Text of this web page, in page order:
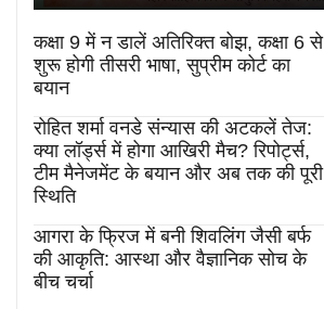
कक्षा 9 में न डालें अतिरिक्त बोझ, कक्षा 6 से
शुरू होगी तीसरी भाषा, सुप्रीम कोर्ट का
बयान
रोहित शर्मा वनडे संन्यास की अटकलें तेज:
क्या लॉर्ड्स में होगा आखिरी मैच? रिपोर्ट्स,
टीम मैनेजमेंट के बयान और अब तक की पूरी
स्थिति
आगरा के फ्रिज में बनी शिवलिंग जैसी बर्फ
की आकृति: आस्था और वैज्ञानिक सोच के
बीच चर्चा